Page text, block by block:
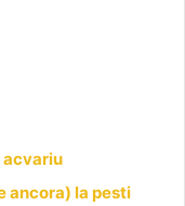
acvariu
ancora) la pesti